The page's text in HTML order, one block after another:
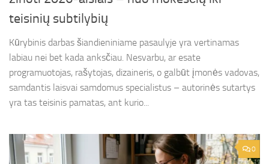
teisinių subtilybių
Kūrybinis darbas šiandieniniame pasaulyje yra vertinamas
labiau nei bet kada anksčiau. Nesvarbu, ar esate
programuotojas, rašytojas, dizaineris, o galbūt įmonės vadovas,
samdantis laisvai samdomus specialistus – autorinės sutartys
yra tas teisinis pamatas, ant kurio...
0